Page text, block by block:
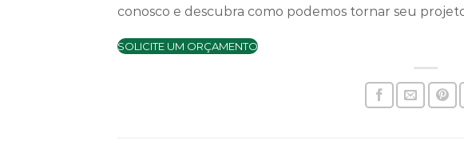
conosco e descubra como podemos tornar seu
SOLICITE UM ORÇAMENTO